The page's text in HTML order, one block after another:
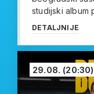
studijski album
DETALJNIJE
29.08. (20:30)